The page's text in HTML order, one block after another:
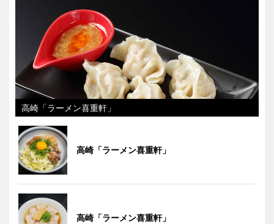
高崎「ラーメン喜重軒」
高崎「ラーメン喜重軒」
高崎「ラーメン喜重軒」